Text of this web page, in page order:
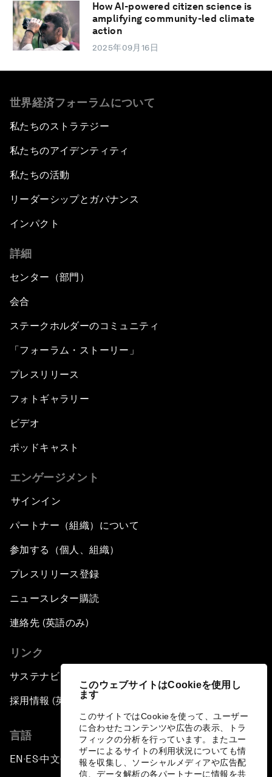
このウェブサイトはCookieを使用し
ます
このサイトではCookieを使って、ユーザー
に合わせたコンテンツや広告の表示、トラ
フィックの分析を行っています。またユー
ザーによるサイトの利用状況についても情
報を収集し、ソーシャルメディアや広告配
信、データ解析の各パートナーに情報を共
How AI-powered citizen science is
amplifying community-led climate
action
2025年09月16日
世界経済フォーラムについて
私たちのストラテジー
私たちのアイデンティティ
私たちの活動
リーダーシップとガバナンス
インパクト
詳細
センター（部門）
会合
ステークホルダーのコミュニティ
「フォーラム・ストーリー」
プレスリリース
フォトギャラリー
ビデオ
ポッドキャスト
エンゲージメント
サインイン
パートナー（組織）について
参加する（個人、組織）
プレスリリース登録
ニュースレター購読
連絡先 (英語のみ)
リンク
サステナビリティへの取り組み
採用情報 (英語のみ)
言語
EN ▪ ES▪中文▪ 日本語